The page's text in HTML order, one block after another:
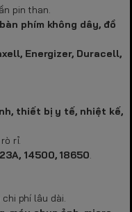
pin than.
phím không dây, đồ
Energizer, Duracell,
thiết bị y tế, nhiệt kế,
rỉ.
14500, 18650.
phí lâu dài.